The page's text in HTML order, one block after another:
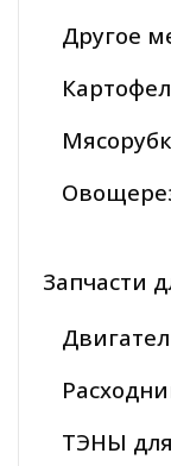
Другое
Запчасти
ТЭНЫ